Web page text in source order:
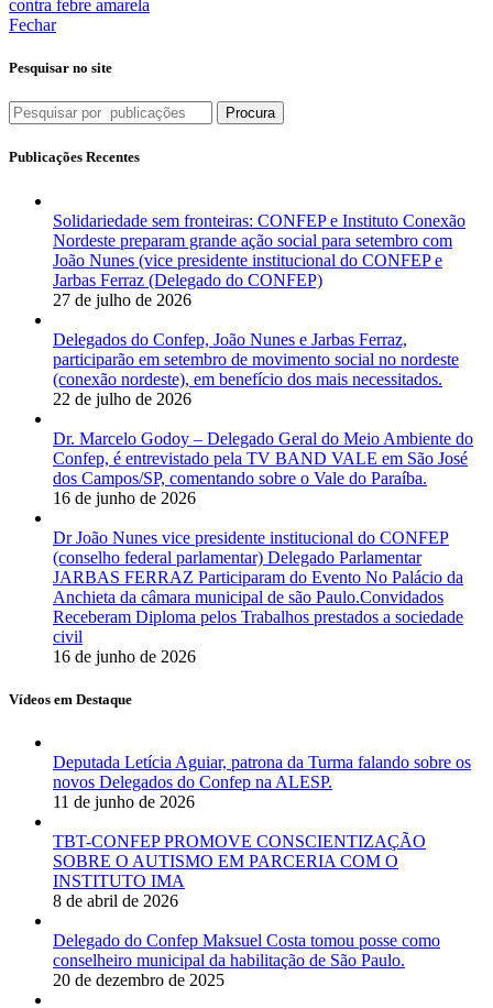
contra febre amarela
Fechar
Pesquisar no site
Procura
Publicações Recentes
Solidariedade sem fronteiras: CONFEP e Instituto Conexão
Nordeste preparam grande ação social para setembro com
João Nunes (vice presidente institucional do CONFEP e
Jarbas Ferraz (Delegado do CONFEP)
27 de julho de 2026
Delegados do Confep, João Nunes e Jarbas Ferraz,
participarão em setembro de movimento social no nordeste
(conexão nordeste), em benefício dos mais necessitados.
22 de julho de 2026
Dr. Marcelo Godoy – Delegado Geral do Meio Ambiente do
Confep, é entrevistado pela TV BAND VALE em São José
dos Campos/SP, comentando sobre o Vale do Paraíba.
16 de junho de 2026
Dr João Nunes vice presidente institucional do CONFEP
(conselho federal parlamentar) Delegado Parlamentar
JARBAS FERRAZ Participaram do Evento No Palácio da
Anchieta da câmara municipal de são Paulo.Convidados
Receberam Diploma pelos Trabalhos prestados a sociedade
civil
16 de junho de 2026
Vídeos em Destaque
Deputada Letícia Aguiar, patrona da Turma falando sobre os
novos Delegados do Confep na ALESP.
11 de junho de 2026
TBT-CONFEP PROMOVE CONSCIENTIZAÇÃO
SOBRE O AUTISMO EM PARCERIA COM O
INSTITUTO IMA
8 de abril de 2026
Delegado do Confep Maksuel Costa tomou posse como
conselheiro municipal da habilitação de São Paulo.
20 de dezembro de 2025